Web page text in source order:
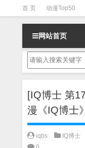
首 页 动漫Top50
斗罗3 火影 一拳
网站首页
[IQ博士 第
漫《IQ博士
iqbs IQ博士